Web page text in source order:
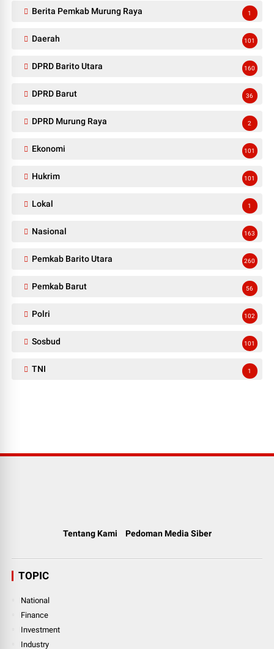
Berita Pemkab Murung Raya 1
Daerah 101
DPRD Barito Utara 160
DPRD Barut 36
DPRD Murung Raya 2
Ekonomi 101
Hukrim 101
Lokal 1
Nasional 163
Pemkab Barito Utara 260
Pemkab Barut 56
Polri 102
Sosbud 101
TNI 1
Tentang Kami Pedoman Media Siber
TOPIC
National
Finance
Investment
Industry